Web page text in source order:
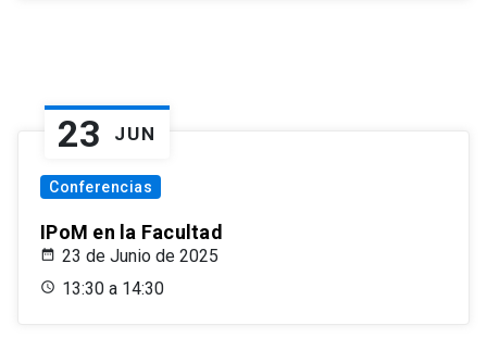
23 JUN
Conferencias
IPoM en la Facultad
23 de Junio de 2025
13:30 a 14:30